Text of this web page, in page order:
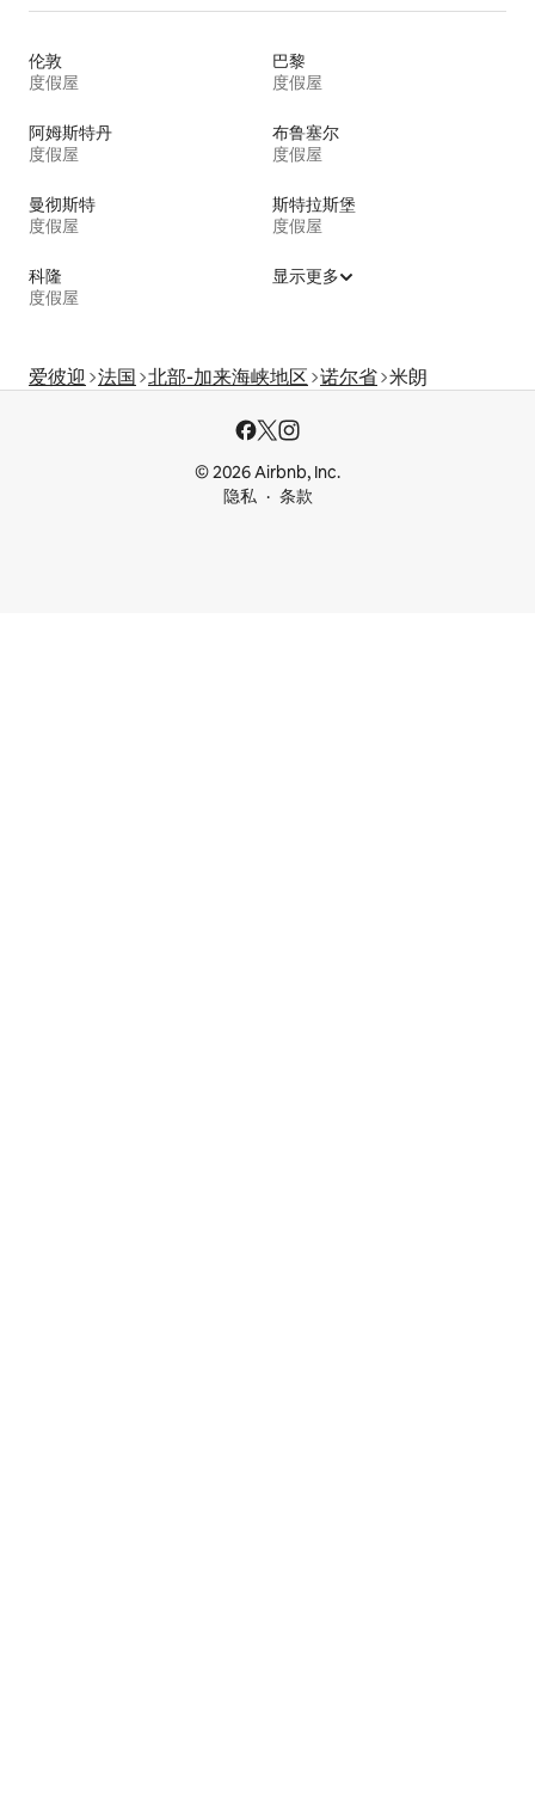
伦敦
度假屋
巴黎
度假屋
阿姆斯特丹
度假屋
布鲁塞尔
度假屋
曼彻斯特
度假屋
斯特拉斯堡
度假屋
科隆
度假屋
显示更多
爱彼迎 法国 北部-加来海峡地区 诺尔省 米朗
© 2026 Airbnb, Inc.
隐私
条款